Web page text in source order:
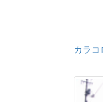
カラ